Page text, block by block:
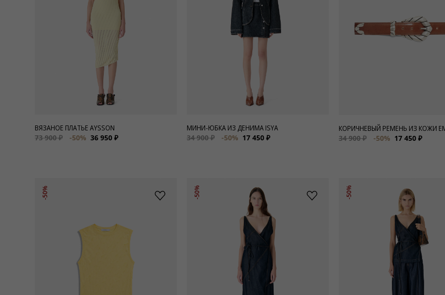
ВЯЗАНОЕ ПЛАТЬЕ AYSSON
73 900 ₽
-50% 36 950 ₽
МИНИ-ЮБКА ИЗ ДЕНИМА ISYA
34 900 ₽
-50% 17 450 ₽
КОРИЧНЕВЫЙ РЕМЕНЬ ИЗ КОЖИ
34 900 ₽
-50% 17 450 ₽
-50% -50% -50%